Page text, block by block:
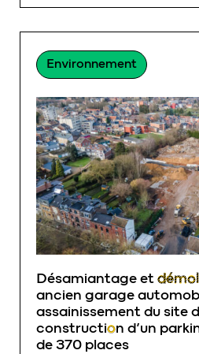
Environnement
Désamiantage et
ancien garage
assainissementdu site
construction d’un
de 370 places